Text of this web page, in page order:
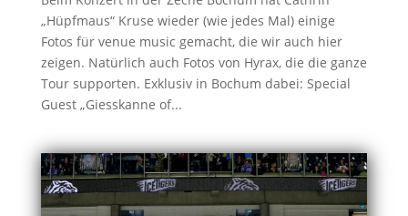
„Hüpfmaus“ Kruse wieder (wie jedes Mal) einige
Fotos für venue music gemacht, die wir auch hier
zeigen. Natürlich auch Fotos von Hyrax, die die ganze
Tour supporten. Exklusiv in Bochum dabei: Special
Guest „Giesskanne of...